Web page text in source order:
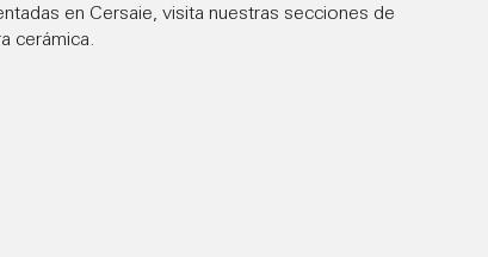
en Cersaie, visita nuestras secciones de
cerámica